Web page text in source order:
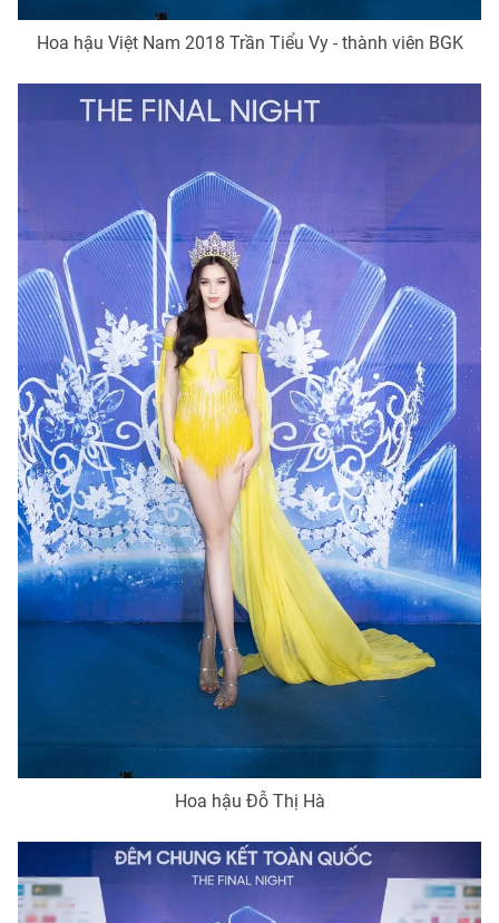
Hoa hậu Việt Nam 2018 Trần Tiểu Vy - thành viên BGK
Hoa hậu Đỗ Thị Hà